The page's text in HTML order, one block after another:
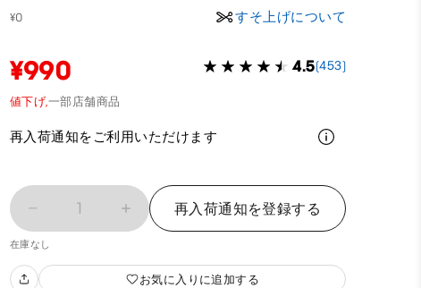
¥0 すそ上げについて
¥990 4.5(453)
値下げ,一部店舗商品
再入荷通知をご利用いただけます
1 再入荷通知を登録する
在庫なし
お気に入りに追加する